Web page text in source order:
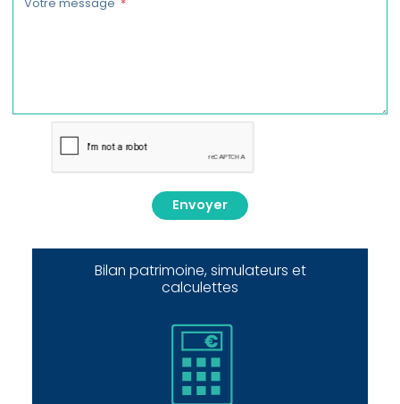
Envoyer
Bilan patrimoine, simulateurs et
calculettes